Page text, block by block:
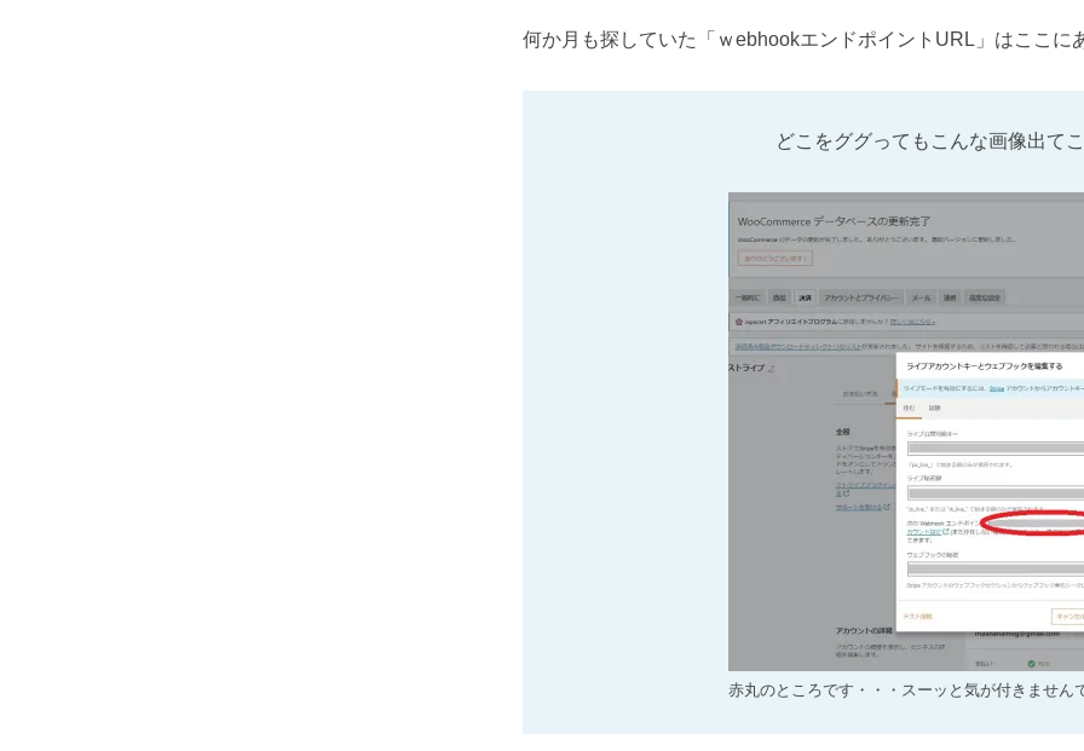
何か月も探していた「ｗebhookエンドポイントURL」はここに
どこをググってもこんな画像出て
赤丸のところです・・・スーッと気が付きません